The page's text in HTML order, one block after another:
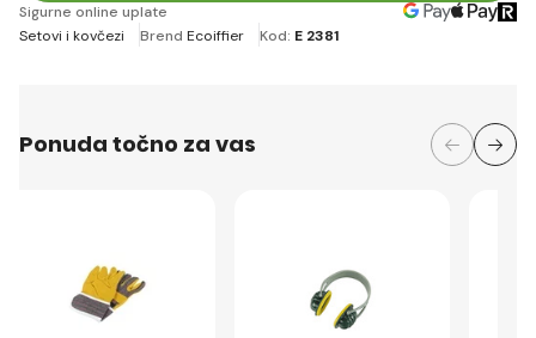
Sigurne online uplate
Setovi i kovčezi
Brend Ecoiffier Kod: E 2381
Ponuda točno za vas